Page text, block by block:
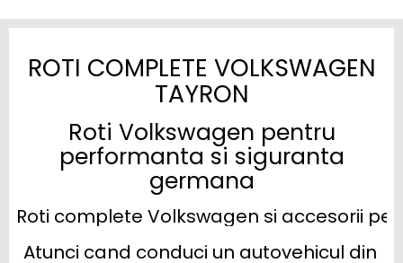
ROTI COMPLETE VOLKSWAGEN
TAYRON
Roti Volkswagen pentru
performanta si siguranta
germana
Roti complete Volkswagen si accesorii
Atunci cand conduci un autovehicul din